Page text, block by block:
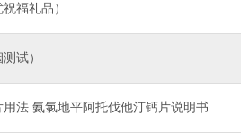
福礼品）
试）
法 氨氯地平阿托伐他汀钙片说明书